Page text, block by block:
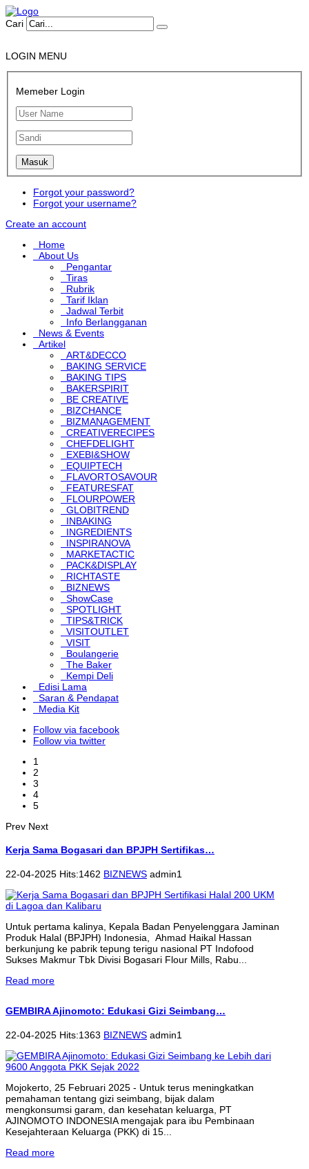
Cari
LOGIN MENU
Memeber Login
Forgot your password?
Forgot your username?
Create an account
Home
About Us
Pengantar
Tiras
Rubrik
Tarif Iklan
Jadwal Terbit
Info Berlangganan
News & Events
Artikel
ART&DECCO
BAKING SERVICE
BAKING TIPS
BAKERSPIRIT
BE CREATIVE
BIZCHANCE
BIZMANAGEMENT
CREATIVERECIPES
CHEFDELIGHT
EXEBI&SHOW
EQUIPTECH
FLAVORTOSAVOUR
FEATURESFAT
FLOURPOWER
GLOBITREND
INBAKING
INGREDIENTS
INSPIRANOVA
MARKETACTIC
PACK&DISPLAY
RICHTASTE
BIZNEWS
ShowCase
SPOTLIGHT
TIPS&TRICK
VISITOUTLET
VISIT
Boulangerie
The Baker
Kempi Deli
Edisi Lama
Saran & Pendapat
Media Kit
Follow via facebook
Follow via twitter
1
2
3
4
5
Prev Next
Kerja Sama Bogasari dan BPJPH Sertifikas…
22-04-2025 Hits:1462 BIZNEWS admin1
Untuk pertama kalinya, Kepala Badan Penyelenggara Jaminan
Produk Halal (BPJPH) Indonesia, Ahmad Haikal Hassan
berkunjung ke pabrik tepung terigu nasional PT Indofood
Sukses Makmur Tbk Divisi Bogasari Flour Mills, Rabu...
Read more
GEMBIRA Ajinomoto: Edukasi Gizi Seimbang…
22-04-2025 Hits:1363 BIZNEWS admin1
Mojokerto, 25 Februari 2025 - Untuk terus meningkatkan
pemahaman tentang gizi seimbang, bijak dalam
mengkonsumsi garam, dan kesehatan keluarga, PT
AJINOMOTO INDONESIA mengajak para ibu Pembinaan
Kesejahteraan Keluarga (PKK) di 15...
Read more